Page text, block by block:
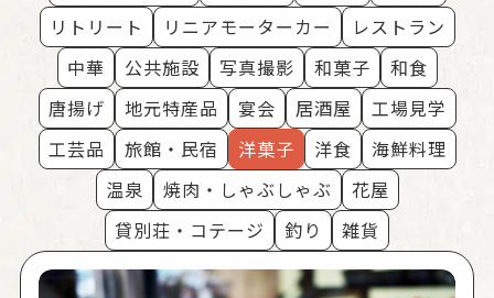
リトリート
リニアモーターカー
レストラン
中華
公共施設 写真撮影 和菓子
和食
唐揚げ
地元特産品 宴会 居酒屋
工場見学
工芸品
旅館・民宿 洋菓子 洋食
海鮮料理
温泉
焼肉・しゃぶしゃぶ
花屋
貸別荘・コテージ
釣り 雑貨